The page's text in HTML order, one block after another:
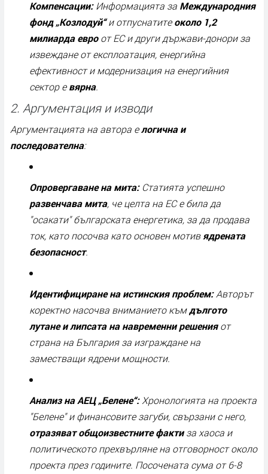
Компенсации:Информацията за Международния
фонд „Козлодуй“и отпуснатитеоколо 1,2
милиарда евроот ЕС и други държави-донори за
извеждане от експлоатация, енергийна
ефективност и модернизация на енергийния
сектор евярна.
2. Аргументация и изводи
Аргументацията на автора елогична и
последователна:
Опровергаване на мита:Статията успешно
развенчава мита, че целта на ЕС е била да
"осакати" българската енергетика, за да продава
ток, като посочва като основен мотивядрената
безопасност.
Идентифициране на истинския проблем:Авторът
коректно насочва вниманието къмдългото
лутане и липсата на навременни решенияот
страна на България за изграждане на
заместващи ядрени мощности.
Анализ на АЕЦ „Белене“:Хронологията на проекта
"Белене" и финансовите загуби, свързани с него,
отразяват общоизвестните фактиза хаоса и
политическото прехвърляне на отговорност около
проекта през годините. Посочената сума от 6-8